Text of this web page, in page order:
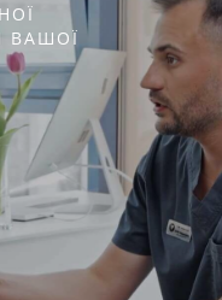
ВАШОЇ